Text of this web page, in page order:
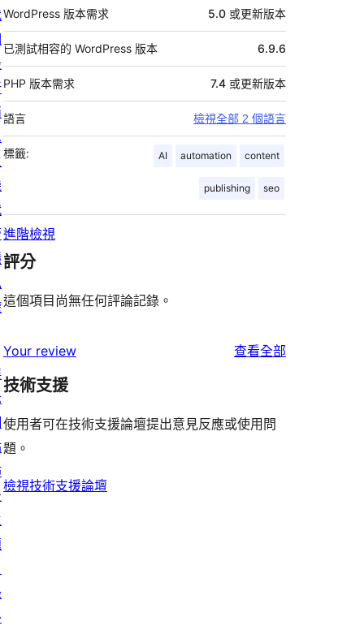
WordPress 版本需求 5.0 或更新版本
已測試相容的 WordPress 版本 6.9.6
PHP 版本需求 7.4 或更新版本
語言 檢視全部 2 個語言
標籤: AI automation content
publishing seo
進階檢視
評分
這個項目尚無任何評論記錄。
Your review 查看全部
技術支援
使用者可在技術支援論壇提出意見反應或使用問
題。
檢視技術支援論壇